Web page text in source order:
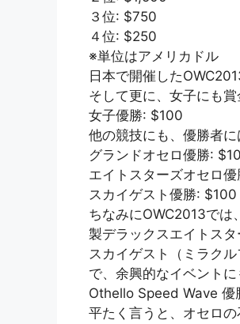
３位: $750
４位: $250
※単位はアメリカドル
日本で開催した
そして更に、女子にも賞
女子優勝: $100
他の競技にも、優勝者に
グランドオセロ優勝:
エイトスターズオセロ
スカイゲスト優勝: $100
ちなみにOWC2013では
製デラックスエイトス
スカイゲスト（ミラク
で、余興的なイベントに
Othello Speed Wave 優
平たく言うと、オセロの